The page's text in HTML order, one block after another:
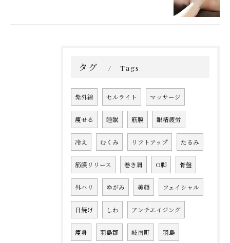
タグ Tags
紫外線 セルライト マッサージ
痩せる 睡眠 筋膜 眼精疲労
冷え むくみ リフトアップ たるみ
筋膜リリース 巻き肩 O脚 骨盤
外ハリ ゆがみ 美顔 フェイシャル
日焼け しわ アンチエイジング
痩身 羽島郡 岐南町 羽島